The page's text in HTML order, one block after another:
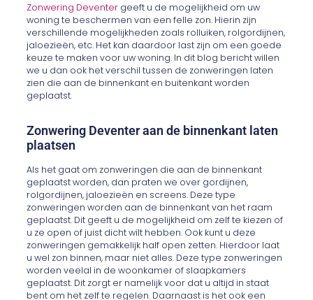
Zonwering Deventer geeft u de mogelijkheid om uw
woning te beschermen van een felle zon. Hierin zijn
verschillende mogelijkheden zoals rolluiken, rolgordijnen,
jaloezieën, etc. Het kan daardoor last zijn om een goede
keuze te maken voor uw woning. In dit blog bericht willen
we u dan ook het verschil tussen de zonweringen laten
zien die aan de binnenkant en buitenkant worden
geplaatst.
Zonwering Deventer aan de binnenkant laten
plaatsen
Als het gaat om zonweringen die aan de binnenkant
geplaatst worden, dan praten we over gordijnen,
rolgordijnen, jaloezieën en screens. Deze type
zonweringen worden aan de binnenkant van het raam
geplaatst. Dit geeft u de mogelijkheid om zelf te kiezen of
u ze open of juist dicht wilt hebben. Ook kunt u deze
zonweringen gemakkelijk half open zetten. Hierdoor laat
u wel zon binnen, maar niet alles. Deze type zonweringen
worden veelal in de woonkamer of slaapkamers
geplaatst. Dit zorgt er namelijk voor dat u altijd in staat
bent om het zelf te regelen. Daarnaast is het ook een